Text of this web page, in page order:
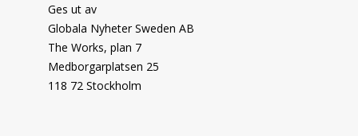
Ges ut av
Globala Nyheter Sweden AB
The Works, plan 7
Medborgarplatsen 25
118 72 Stockholm